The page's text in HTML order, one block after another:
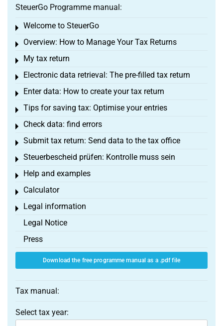
SteuerGo Programme manual:
Welcome to SteuerGo
Toggle menu
Overview: How to Manage Your Tax Returns
Toggle menu
My tax return
Toggle menu
Electronic data retrieval: The pre-filled tax return
Toggle menu
Enter data: How to create your tax return
Toggle menu
Tips for saving tax: Optimise your entries
Toggle menu
Check data: find errors
Toggle menu
Submit tax return: Send data to the tax office
Toggle menu
Steuerbescheid prüfen: Kontrolle muss sein
Toggle menu
Help and examples
Toggle menu
Calculator
Toggle menu
Legal information
Toggle menu
Legal Notice
Press
Download the free programme manual as a .pdf file
Tax manual:
Select tax year: